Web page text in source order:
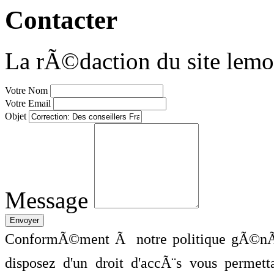
Contacter
La rÃ©daction du site
Votre Nom
Votre Email
Objet
Message
ConformÃ©ment Ã notre politique
disposez d'un droit d'accÃ¨s vous